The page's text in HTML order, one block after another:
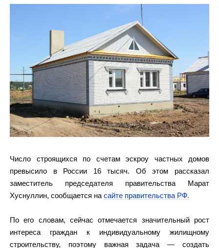
Число строящихся по счетам эскроу частных домов
превысило в России 16 тысяч. Об этом рассказал
заместитель председателя правительства Марат
Хуснуллин, сообщается на сайте правительства РФ.
По его словам, сейчас отмечается значительный рост
интереса граждан к индивидуальному жилищному
строительству, поэтому важная задача — создать